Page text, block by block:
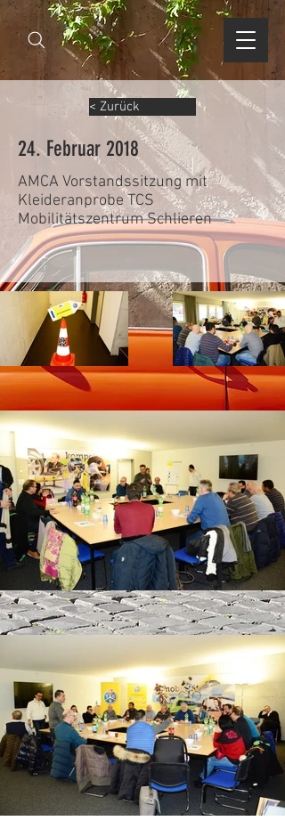
< Zurück
24. Februar 2018
AMCA Vorstandssitzung mit
Kleideranprobe TCS
Mobilitätszentrum Schlieren